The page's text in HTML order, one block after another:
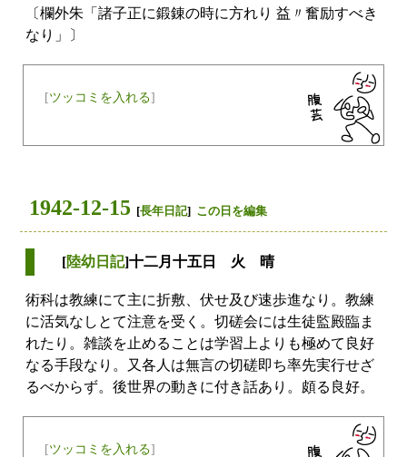
〔欄外朱「諸子正に鍛錬の時に方れり 益〃奮励すべき
なり」〕
[ツッコミを入れる]
1942-12-15 [長年日記] この日を編集
[陸幼日記]十二月十五日 火 晴
術科は教練にて主に折敷、伏せ及び速歩進なり。教練
に活気なしとて注意を受く。切磋会には生徒監殿臨ま
れたり。雑談を止めることは学習上よりも極めて良好
なる手段なり。又各人は無言の切磋即ち率先実行せざ
るべからず。後世界の動きに付き話あり。頗る良好。
[ツッコミを入れる]